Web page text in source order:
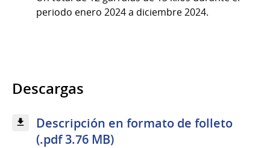
periodo enero 2024 a diciembre 2024.
Descargas
Descripción en formato de folleto
(.pdf 3.76 MB)